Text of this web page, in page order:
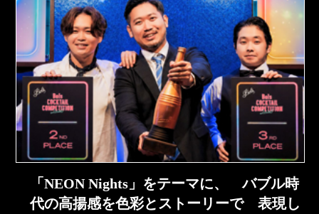
「NEON Nights」をテーマに、 バブル時
代の高揚感を色彩とストーリーで 表現し